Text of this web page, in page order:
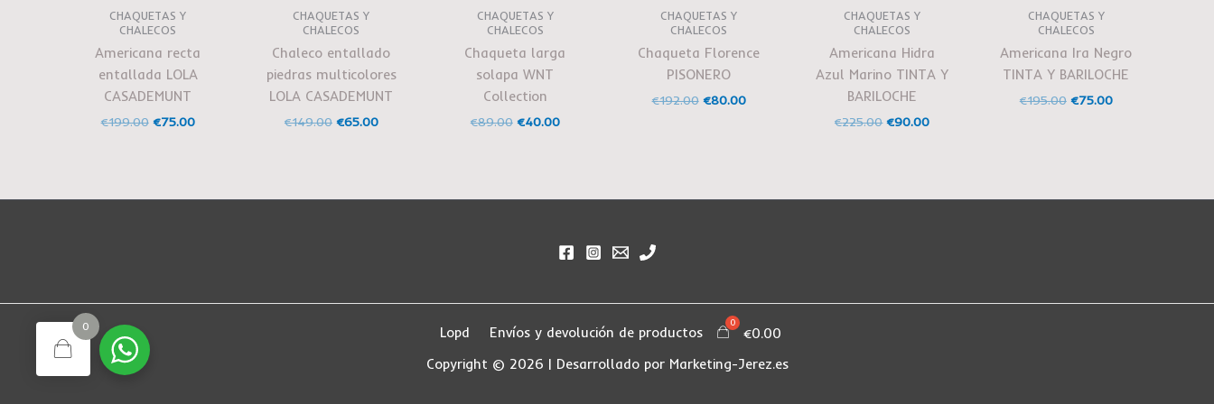
CHAQUETAS Y
CHALECOS
Americana recta
entallada LOLA
CASADEMUNT
€199.00 €75.00
CHAQUETAS Y
CHALECOS
Chaleco entallado
piedras multicolores
LOLA CASADEMUNT
€149.00 €65.00
CHAQUETAS Y
CHALECOS
Chaqueta larga
solapa WNT
Collection
€89.00 €40.00
CHAQUETAS Y
CHALECOS
Chaqueta Florence
PISONERO
€192.00 €80.00
CHAQUETAS Y
CHALECOS
Americana Hidra
Azul Marino TINTA Y
BARILOCHE
€225.00 €90.00
CHAQUETAS Y
CHALECOS
Americana Ira Negro
TINTA Y BARILOCHE
€195.00 €75.00
Lopd Envíos y devolución de productos €0.00
Copyright © 2026 | Desarrollado por Marketing-Jerez.es
0